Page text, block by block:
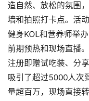
造自然、放松的氛围
墙和拍照打卡点。活
健身KOL和营养师举
前期预热和现场直播
注册即赠试吃装、分
吸引了超过5000人次
量超百万，现场直接